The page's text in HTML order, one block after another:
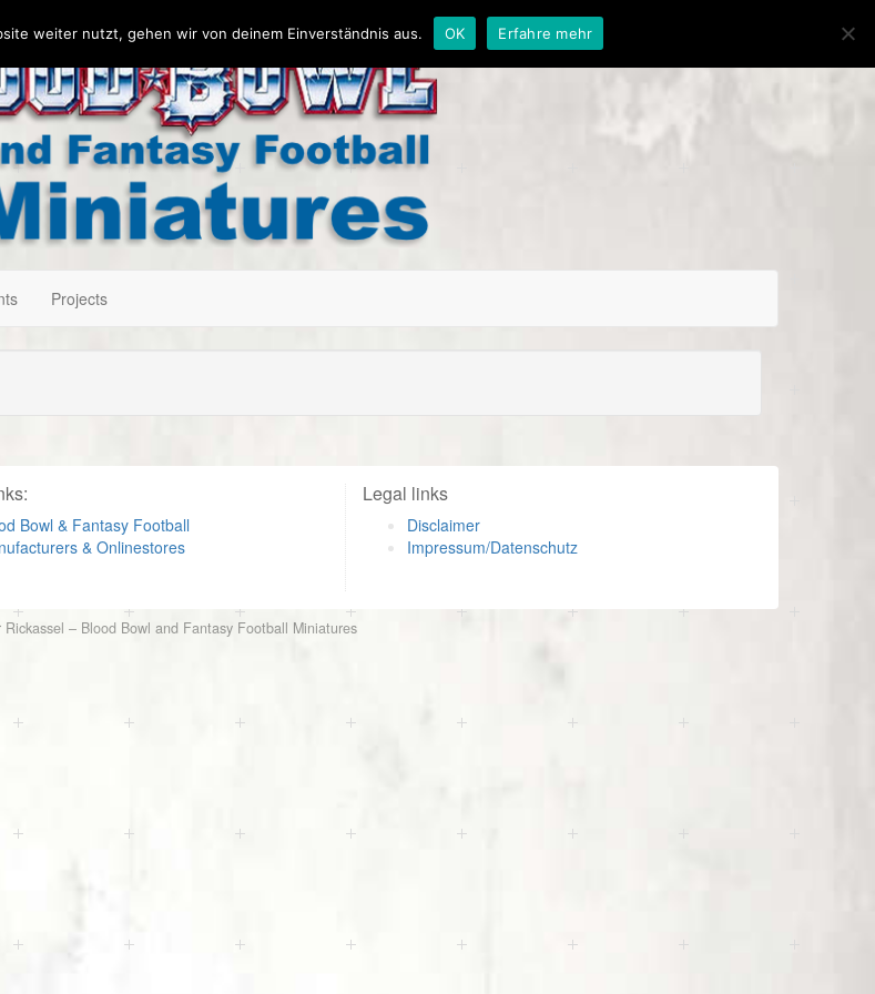
Projects
Bowl & Fantasy Football
& Onlinestores
Legal links
Disclaimer
Impressum/Datenschutz
Rickassel – Blood Bowl and Fantasy Football Miniatures
weiter nutzt, gehen wir von deinem Einverständnis aus. OK Erfahre mehr